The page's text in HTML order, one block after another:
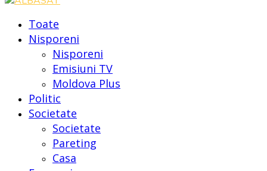
Toate
Nisporeni
Nisporeni
Emisiuni TV
Moldova Plus
Politic
Societate
Societate
Pareting
Casa